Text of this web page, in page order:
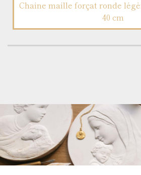
Chaine maille forçat ronde
40 cm